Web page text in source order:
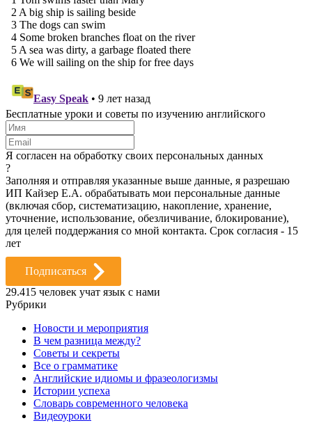
Бесплатные уроки и советы по изучению английского
Я согласен на обработку своих персональных данных
?
Заполняя и отправляя указанные выше данные, я разрешаю
ИП Кайзер Е.А. обрабатывать мои персональные данные
(включая сбор, систематизацию, накопление, хранение,
уточнение, использование, обезличивание, блокирование),
для целей поддержания со мной контакта. Срок согласия - 15
лет
Подписаться
29.415 человек учат язык с нами
Рубрики
Новости и мероприятия
В чем разница между?
Советы и секреты
Все о грамматике
Английские идиомы и фразеологизмы
Истории успеха
Словарь современного человека
Видеоуроки